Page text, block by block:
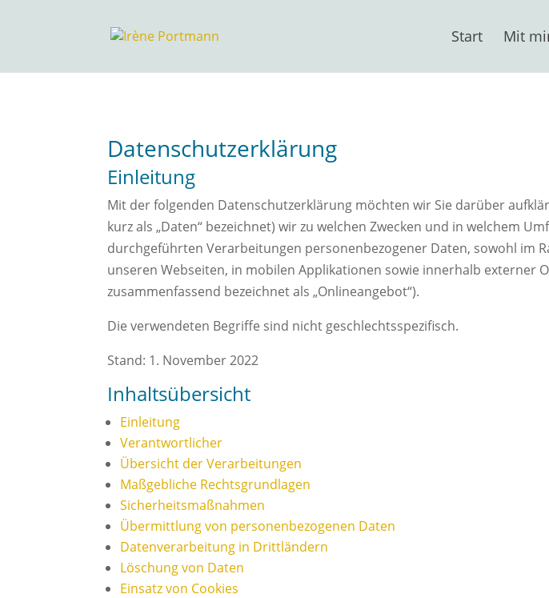
Start Mit
Datenschutzerklärung
Einleitung
Mit der folgenden Datenschutzerklärung möchten wir Sie darüber
kurz als „Daten“ bezeichnet) wir zu welchen Zwecken und in welchem
durchgeführten Verarbeitungen personenbezogener Daten, sowohl im
unseren Webseiten, in mobilen Applikationen sowie innerhalb externer
zusammenfassend bezeichnet als „Onlineangebot“).
Die verwendeten Begriffe sind nicht geschlechtsspezifisch.
Stand: 1. November 2022
Inhaltsübersicht
Einleitung
Verantwortlicher
Übersicht der Verarbeitungen
Maßgebliche Rechtsgrundlagen
Sicherheitsmaßnahmen
Übermittlung von personenbezogenen Daten
Datenverarbeitung in Drittländern
Löschung von Daten
Einsatz von Cookies